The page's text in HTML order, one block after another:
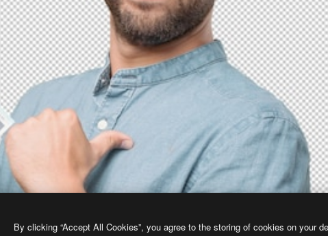
By clicking “Accept All Cookies”, you agree to the storing of cookies on your